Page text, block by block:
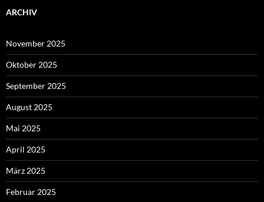
ARCHIV
November 2025
Oktober 2025
September 2025
August 2025
Mai 2025
April 2025
März 2025
Februar 2025